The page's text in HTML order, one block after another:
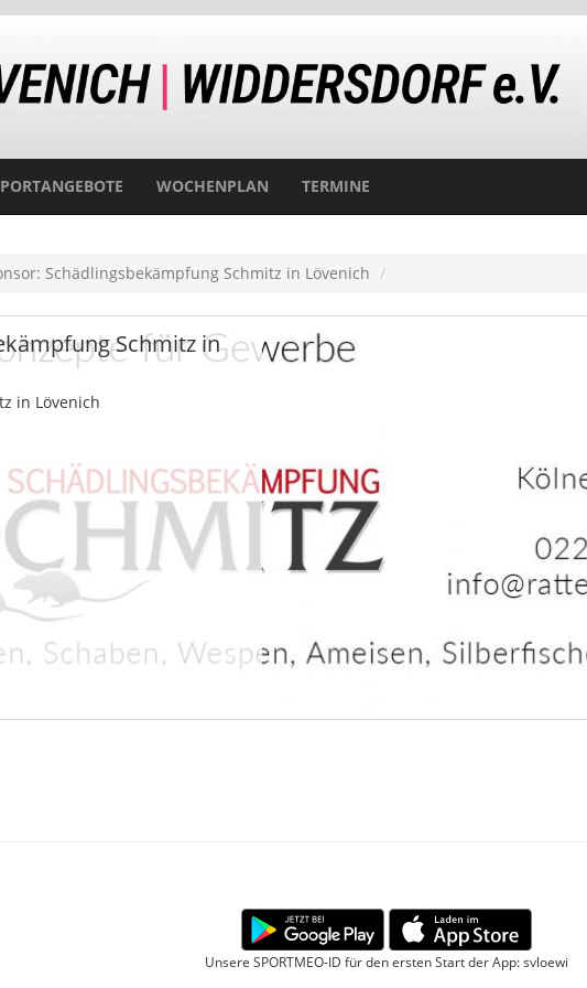
WOCHENPLAN TERMINE
Schädlingsbekämpfung Schmitz in Lövenich
Schmitz in
in Lövenich
Unsere SPORTMEO-ID für den ersten Start der App: svloewi